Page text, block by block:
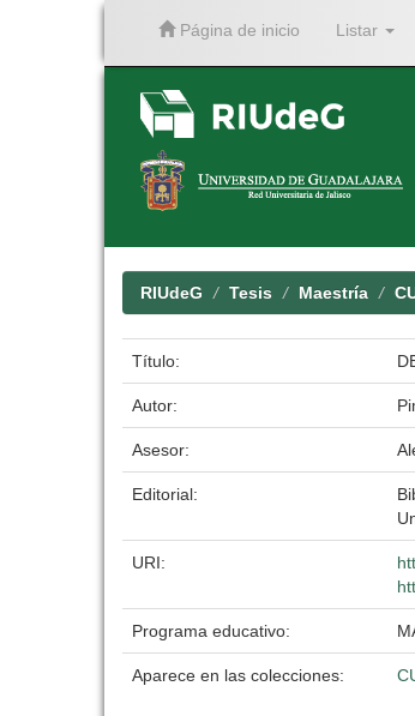
Página de inicio Listar
RIUdeG Tesis Maestría
Título:
Autor:
Asesor:
Editorial:
URI:
Programa educativo:
Aparece en las colecciones: